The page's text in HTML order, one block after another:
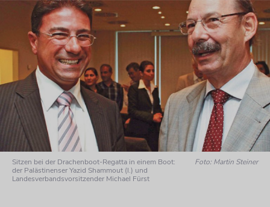
Sitzen bei der Drachenboot-Regatta in einem Boot:
der Palästinenser Yazid Shammout (l.) und
Landesverbandsvorsitzender Michael Fürst
Foto: Martin Steiner